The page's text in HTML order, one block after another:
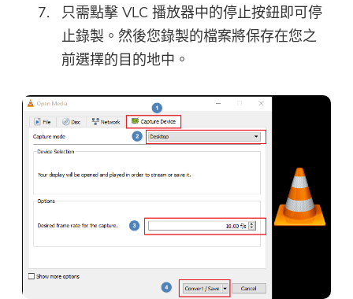
只需點擊 VLC 播放器中的停止按鈕即可停
止錄製。然後您錄製的檔案將保存在您之
前選擇的目的地中。